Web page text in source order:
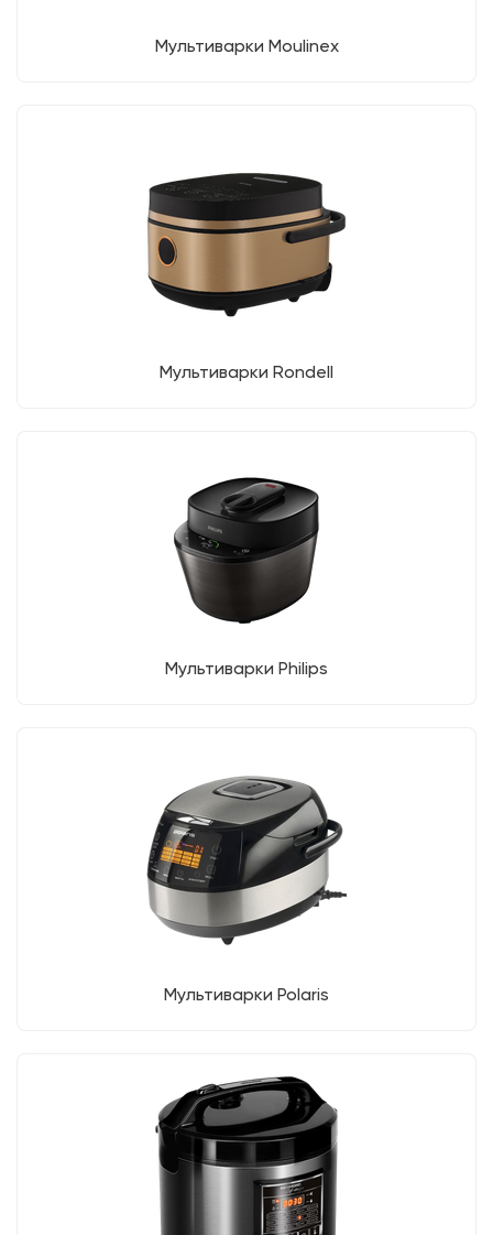
Мультиварки Moulinex
Мультиварки Rondell
Мультиварки Philips
Мультиварки Polaris